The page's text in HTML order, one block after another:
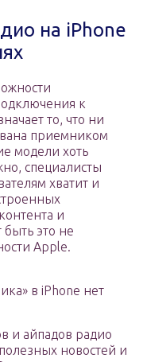
на iPhone
к
то, что ни
приемником
модели хоть
специалисты
хватит и
и
это не
Apple.
в iPhone нет
и айпадов радио
новостей и